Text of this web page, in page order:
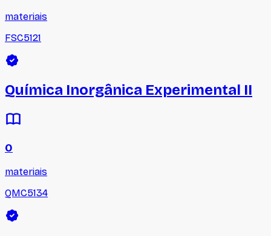
materiais
FSC5121
Química Inorgânica Experimental II
0
materiais
QMC5134